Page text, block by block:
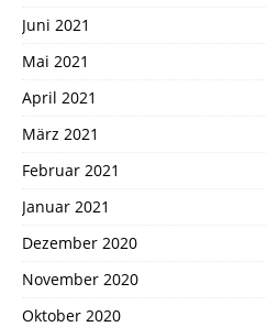
Juni 2021
Mai 2021
April 2021
März 2021
Februar 2021
Januar 2021
Dezember 2020
November 2020
Oktober 2020